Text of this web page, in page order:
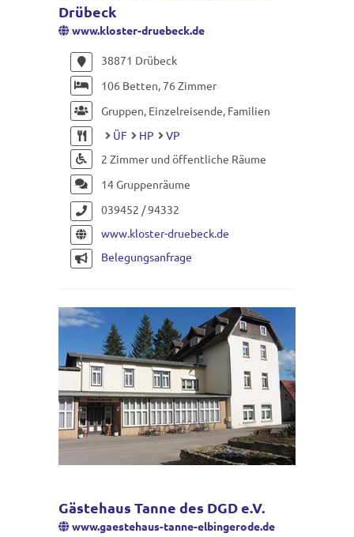
Drübeck
www.kloster-druebeck.de
38871 Drübeck
106 Betten, 76 Zimmer
Gruppen, Einzelreisende, Familien
ÜF
HP
VP
2 Zimmer und öffentliche Räume
14 Gruppenräume
039452 / 94332
www.kloster-druebeck.de
Belegungsanfrage
Gästehaus Tanne des DGD e.V.
www.gaestehaus-tanne-elbingerode.de